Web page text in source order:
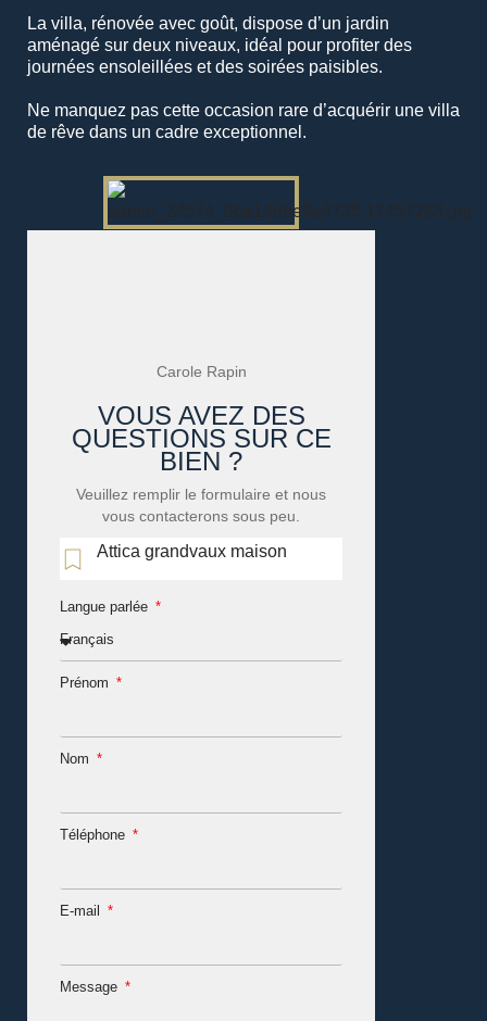
La villa, rénovée avec goût, dispose d’un jardin
aménagé sur deux niveaux, idéal pour profiter des
journées ensoleillées et des soirées paisibles.
Ne manquez pas cette occasion rare d’acquérir une villa
de rêve dans un cadre exceptionnel.
Carole Rapin
VOUS AVEZ DES
QUESTIONS SUR CE
BIEN ?
Veuillez remplir le formulaire et nous
vous contacterons sous peu.
Attica grandvaux maison
Langue parlée
Prénom
Nom
Téléphone
E-mail
Message